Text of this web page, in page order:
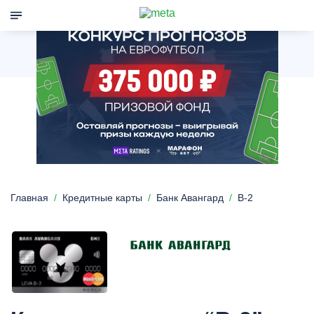
Главная Кредитные карты Банк Авангард B-2